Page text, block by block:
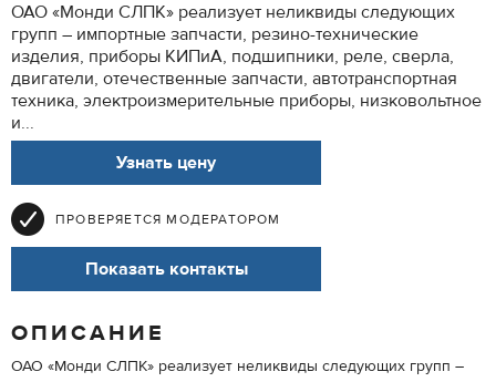
ОАО «Монди СЛПК» реализует неликвиды следующих
групп – импортные запчасти, резино-технические
изделия, приборы КИПиА, подшипники, реле, сверла,
двигатели, отечественные запчасти, автотранспортная
техника, электроизмерительные приборы, низковольтное
и...
Узнать цену
ПРОВЕРЯЕТСЯ МОДЕРАТОРОМ
Показать контакты
ОПИСАНИЕ
ОАО «Монди СЛПК» реализует неликвиды следующих групп –